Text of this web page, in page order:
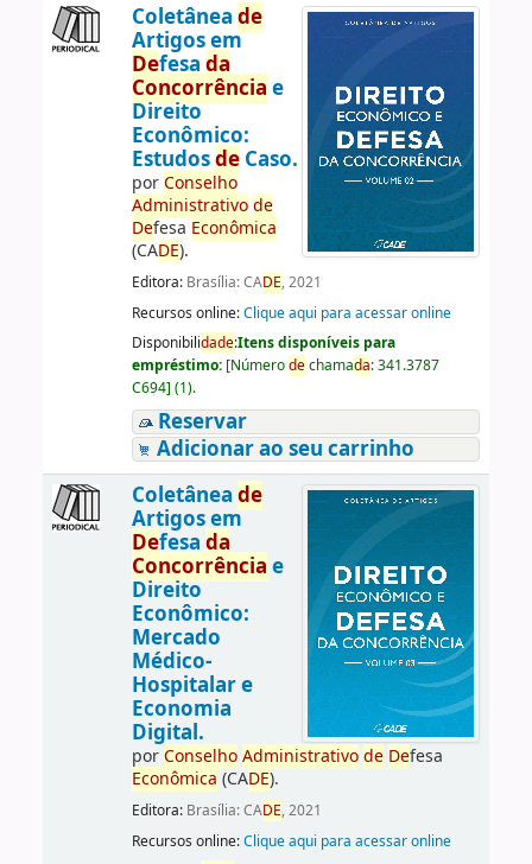
Coletânea de
Artigos em
Defesa da
Concorrência e
Direito
Econômico:
EstudosdeCaso.
porConselho
Administrativo de
Defesa Econômica
(CADE).
Editora: Brasília: CADE, 2021
Recursos online:Clique aqui para acessar online
Disponibilidade:Itens disponíveis para
empréstimo: [Númerodechamada:341.3787
C694] (1).
Reservar
Adicionar ao seu carrinho
Coletânea de
Artigos em
Defesa da
Concorrência e
Direito
Econômico:
Mercado
Médico-
Hospitalar e
Economia
Digital.
porConselho Administrativo de Defesa
Econômica (CADE).
Editora: Brasília: CADE, 2021
Recursos online:Clique aqui para acessar online